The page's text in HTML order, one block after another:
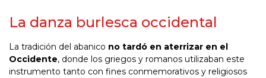
La danza burlesca occidental
La tradición del abanico no tardó en aterrizar en el
Occidente, donde los griegos y romanos utilizaban este
instrumento tanto con fines conmemorativos y religiosos